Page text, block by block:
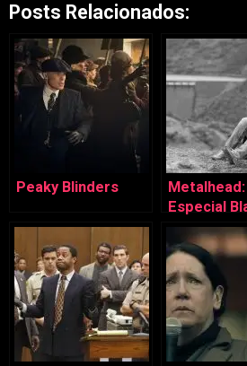
Posts Relacionados:
Peaky Blinders
Metalhead:
Especial
Mirror S4